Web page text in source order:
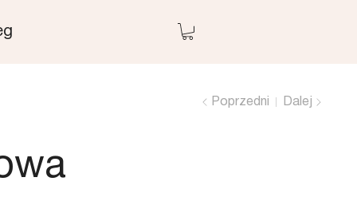
Poprzedni Dalej